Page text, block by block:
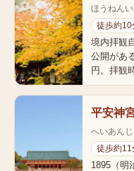
ほうねん
徒歩約10
境内拝観
公開があ
円。拝観
平安神
へいあんじ
徒歩約11
1895（明